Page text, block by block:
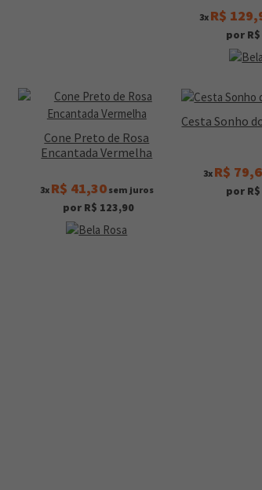
3x R$
por
Cone Preto de Rosa
Encantada Vermelha
3x R$ 41,30sem juros
por R$ 123,90
Cesta Sonho
3x R$
por